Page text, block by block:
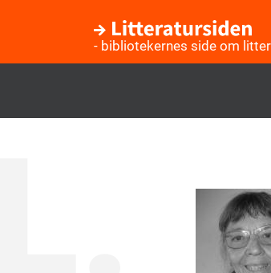
- bibliotekernes side om